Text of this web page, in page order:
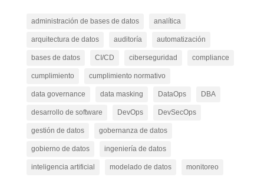
administración de bases de datos analítica
arquitectura de datos auditoría automatización
bases de datos CI/CD ciberseguridad compliance
cumplimiento cumplimiento normativo
data governance data masking DataOps DBA
desarrollo de software DevOps DevSecOps
gestión de datos gobernanza de datos
gobierno de datos ingeniería de datos
inteligencia artificial modelado de datos monitoreo